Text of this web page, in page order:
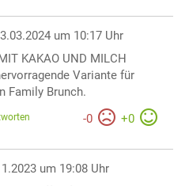
um 10:17 Uhr
KAKAO UND MILCH
Variante für
Family Brunch.
-0 +0
um 19:08 Uhr